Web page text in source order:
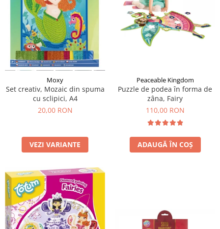
Moxy
Set creativ, Mozaic din spuma
cu sclipici, A4
20,00 RON
VEZI VARIANTE
Peaceable Kingdom
Puzzle de podea în forma de
zâna, Fairy
110,00 RON
ADAUGĂ ÎN COȘ